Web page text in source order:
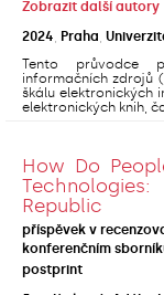
Zobrazit další autory
2024 Praha
Tento průvodce
informačních zdrojů
škálu elektronických
elektronických knih,
How Do
Republic
příspěvek v
konferenčním
postprint